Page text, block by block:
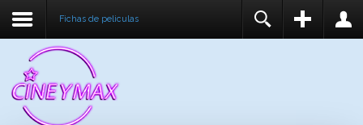
Fichas de peliculasREGISTER